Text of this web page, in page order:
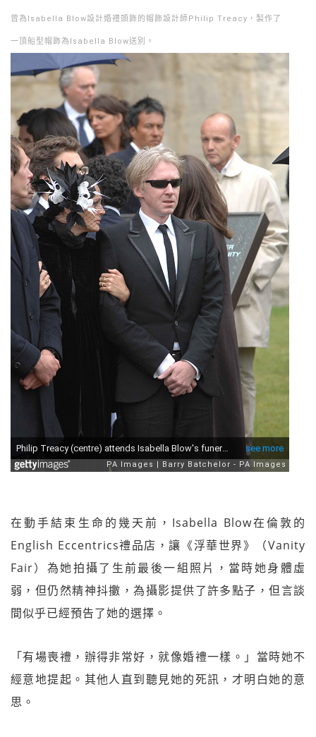
曾為Isabella Blow設計婚禮頭飾的帽飾設計師Philip Treacy，製作了
一頂船型帽飾為Isabella Blow送別。
在動手結束生命的幾天前，Isabella Blow在倫敦的
English Eccentrics禮品店，讓《浮華世界》（Vanity
Fair）為她拍攝了生前最後一組照片，當時她身體虛
弱，但仍然精神抖擻，為攝影提供了許多點子，但言談
間似乎已經預告了她的選擇。
「有場喪禮，辦得非常好，就像婚禮一樣。」當時她不
經意地提起。其他人直到聽見她的死訊，才明白她的意
思。